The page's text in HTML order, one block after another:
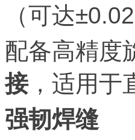
（可达
配备高精度
接，适用于
强韧焊缝